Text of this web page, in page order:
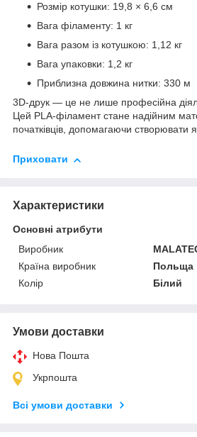
Розмір котушки: 19,8 × 6,6 см
Вага філаменту: 1 кг
Вага разом із котушкою: 1,12 кг
Вага упаковки: 1,2 кг
Приблизна довжина нитки: 330 м
3D-друк — це не лише професійна
Цей PLA-філамент стане надійним
початківців, допомагаючи створювати
Приховати
Характеристики
Основні атрибути
Виробник
Країна виробник
Польща
Колір
Білий
Умови доставки
Нова Пошта
Укрпошта
Всі умови доставки